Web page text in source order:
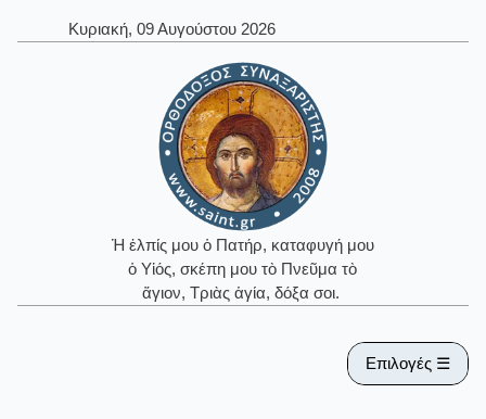
Κυριακή, 09 Αυγούστου 2026
Ἡ ἐλπίς μου ὁ Πατήρ, καταφυγή μου
ὁ Υἱός, σκέπη μου τὸ Πνεῦμα τὸ
ἅγιον, Τριὰς ἁγία, δόξα σοι.
Επιλογές ☰